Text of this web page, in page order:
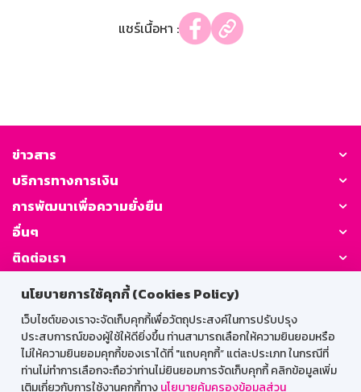
นโยบายการใช้คุกกี้ (Cookies Policy)
เว็บไซต์ของเราจะจัดเก็บคุกกี้เพื่อวัตถุประสงค์ในการปรับปรุง
ประสบการณ์ของผู้ใช้ให้ดียิ่งขึ้น ท่านสามารถเลือกให้ความยินยอมหรือ
ไม่ให้ความยินยอมคุกกี้ของเราได้ที่ "แถบคุกกี้” แต่ละประเภท ในกรณีที่
ท่านไม่ทำการเลือกจะถือว่าท่านไม่ยินยอมการจัดเก็บคุกกี้ คลิกข้อมูลเพิ่ม
เติมเกี่ยวกับการใช้งานคุกกี้ทางนโยบายคุ้มครองข้อมูลส่วน
แชร์เนื้อหา :
ข่าวสาร
บริการทางการเงิน
การพัฒนาเพื่อความยั่งยืน
อื่นๆ
ติดต่อเรา
GSB Society:
สำหรับพนักงาน